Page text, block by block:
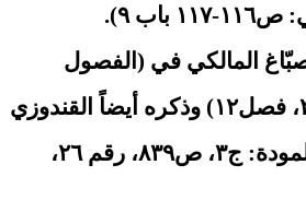
باب ٩).
المالكي في (الفصول
المهمة: ص٢٩٥-٢٩٦، فصل١٢) وذكره أيضاً القندوزي
الحنفي في (ينابيع المودة: ج٣، ص٨٣٩، رقم ٢٦،